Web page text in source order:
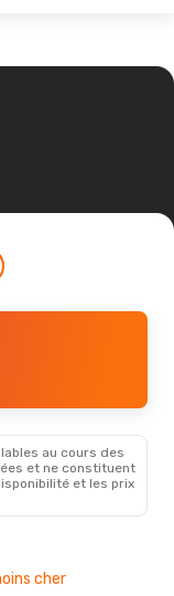
au cours des
et ne constituent
et les prix
cher